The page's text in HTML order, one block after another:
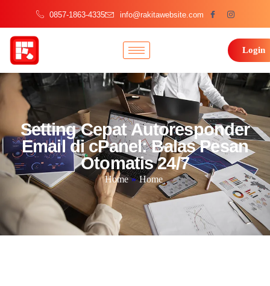
0857-1863-4335 info@rakitawebsite.com
Login
Setting Cepat Autoresponder
Email di cPanel: Balas Pesan
Otomatis 24/7
Home » Home